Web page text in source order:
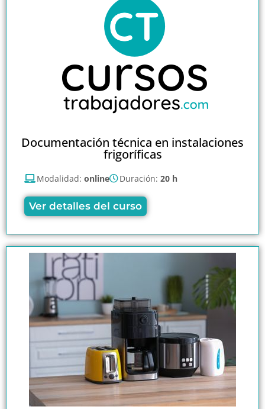
Documentación técnica en instalaciones
frigoríficas
Modalidad: online Duración: 20 h
Ver detalles del curso